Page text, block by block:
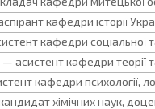
кафедри історії
кафедри соціальної
кафедри теорії
кафедри психології,
хімічних наук,